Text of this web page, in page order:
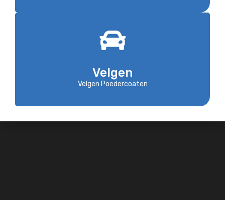
Velgen
Velgen Poedercoaten